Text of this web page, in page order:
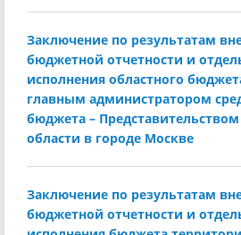
Заключение по результатам
бюджетной отчетности и
исполнения областного
главным администратором
бюджета –
области в городе Москве
Заключение по результатам
бюджетной отчетности и